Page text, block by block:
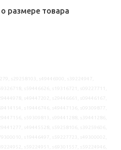
размере товара